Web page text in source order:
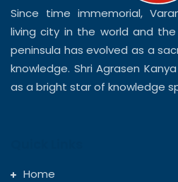
Since time immemorial,
living city in the world and
peninsula has evolved as a
knowledge. Shri Agrasen
as a bright star of knowledge
Home